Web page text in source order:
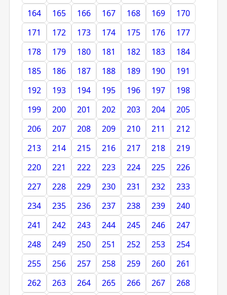
164
165 166 167 168 169
170
171
172 173 174 175 176
177
178
179 180 181 182 183
184
185
186 187 188 189 190
191
192
193 194 195 196 197
198
199
200 201 202 203 204
205
206
207 208 209 210 211
212
213
214 215 216 217 218
219
220
221 222 223 224 225
226
227
228 229 230 231 232
233
234
235 236 237 238 239
240
241
242 243 244 245 246
247
248
249 250 251 252 253
254
255
256 257 258 259 260
261
262
263 264 265 266 267 268